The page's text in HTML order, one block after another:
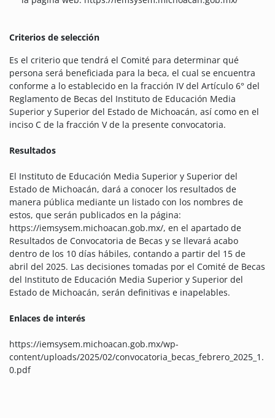
Criterios de selección
Es el criterio que tendrá el Comité para determinar qué
persona será beneficiada para la beca, el cual se encuentra
conforme a lo establecido en la fracción IV del Artículo 6° del
Reglamento de Becas del Instituto de Educación Media
Superior y Superior del Estado de Michoacán, así como en el
inciso C de la fracción V de la presente convocatoria.
Resultados
El Instituto de Educación Media Superior y Superior del
Estado de Michoacán, dará a conocer los resultados de
manera pública mediante un listado con los nombres de
estos, que serán publicados en la página:
https://iemsysem.michoacan.gob.mx/, en el apartado de
Resultados de Convocatoria de Becas y se llevará acabo
dentro de los 10 días hábiles, contando a partir del 15 de
abril del 2025. Las decisiones tomadas por el Comité de Becas
del Instituto de Educación Media Superior y Superior del
Estado de Michoacán, serán definitivas e inapelables.
Enlaces de interés
https://iemsysem.michoacan.gob.mx/wp-
content/uploads/2025/02/convocatoria_becas_febrero_2025_1.
0.pdf